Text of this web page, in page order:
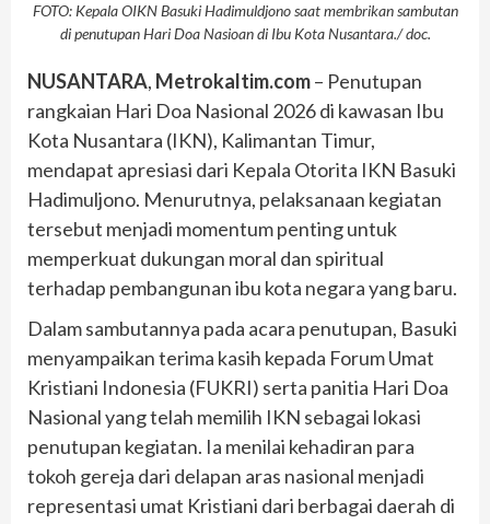
FOTO: Kepala OIKN Basuki Hadimuldjono saat membrikan sambutan
di penutupan Hari Doa Nasioan di Ibu Kota Nusantara./ doc.
NUSANTARA, Metrokaltim.com– Penutupan
rangkaian Hari Doa Nasional 2026 di kawasan Ibu
Kota Nusantara (IKN), Kalimantan Timur,
mendapat apresiasi dari Kepala Otorita IKN Basuki
Hadimuljono. Menurutnya, pelaksanaan kegiatan
tersebut menjadi momentum penting untuk
memperkuat dukungan moral dan spiritual
terhadap pembangunan ibu kota negara yang baru.
Dalam sambutannya pada acara penutupan, Basuki
menyampaikan terima kasih kepada Forum Umat
Kristiani Indonesia (FUKRI) serta panitia Hari Doa
Nasional yang telah memilih IKN sebagai lokasi
penutupan kegiatan. Ia menilai kehadiran para
tokoh gereja dari delapan aras nasional menjadi
representasi umat Kristiani dari berbagai daerah di